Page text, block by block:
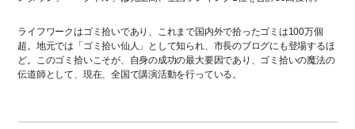
ライフワークはゴミ拾いであり、これまで国内外で拾ったゴミは100万個
超。地元では「ゴミ拾い仙人」として知られ、市長のブログにも登場するほ
ど。このゴミ拾いこそが、自身の成功の最大要因であり、ゴミ拾いの魔法の
伝道師として、現在、全国で講演活動を行っている。